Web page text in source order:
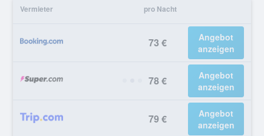
Vermieter pro Nacht
73 €
Angebot
anzeigen
78 €
Angebot
anzeigen
79 €
Angebot
anzeigen